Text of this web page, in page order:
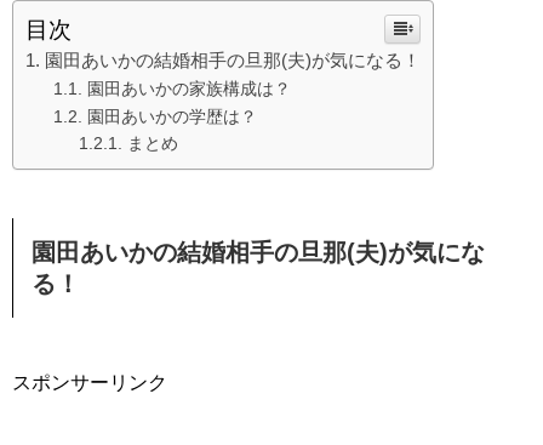
目次
園田あいかの結婚相手の旦那(夫)が気になる！
園田あいかの家族構成は？
園田あいかの学歴は？
まとめ
園田あいかの結婚相手の旦那(夫)が気にな
る！
スポンサーリンク